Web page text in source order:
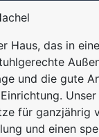
Haus, das in
und die gute
für ganzjährig
und einen